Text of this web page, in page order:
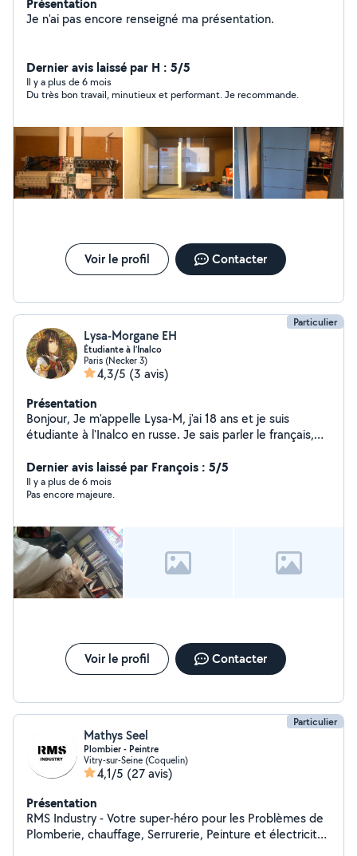
Je n'ai pas encore renseigné ma présentation.
Dernier avis laissé par H : 5/5
Il y a plus de 6 mois
Du très bon travail, minutieux et performant. Je recommande.
Voir le profil Contacter
Particulier
Lysa-Morgane EH
Étudiante à l’Inalco
Paris (Necker 3)
4,3/5 (3 avis)
Présentation
Bonjour, Je m'appelle Lysa-M, j'ai 18 ans et je suis
étudiante à l'Inalco en russe. Je sais parler le français,
motivée, dynamique, souriante et j'apprends vite. Merci
d'avoir lu !
Dernier avis laissé par François : 5/5
Il y a plus de 6 mois
Pas encore majeure.
Voir le profil Contacter
Particulier
Mathys Seel
Plombier - Peintre
Vitry-sur-Seine (Coquelin)
4,1/5 (27 avis)
Présentation
RMS Industry - Votre super-héro pour les Problèmes de
Plomberie, chauffage, Serrurerie, Peinture et électricité